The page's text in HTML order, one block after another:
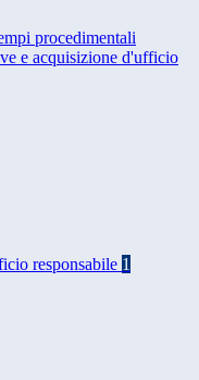
procedimentali
e acquisizione d'ufficio
responsabile 1